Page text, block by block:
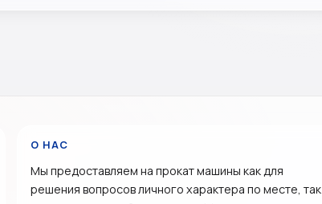
О НАС
Мы предоставляем на прокат машины как для
решения вопросов личного характера по месте, так